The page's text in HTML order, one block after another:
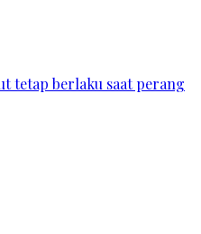
tetap berlaku saat perang